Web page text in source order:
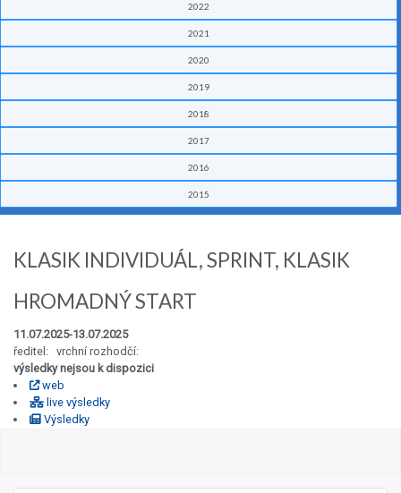
2022
2021
2020
2019
2018
2017
2016
2015
KLASIK INDIVIDUÁL, SPRINT, KLASIK
HROMADNÝ START
11.07.2025-13.07.2025
ředitel: vrchní rozhodčí:
výsledky nejsou k dispozici
web
live výsledky
Výsledky